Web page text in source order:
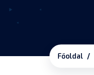
Főoldal